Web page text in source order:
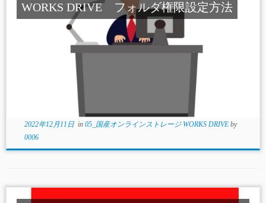
WORKS DRIVE フォルダ権限設定方法
2022年12月11日in 05_国産オンラインストレージ WORKS DRIVE by
0006